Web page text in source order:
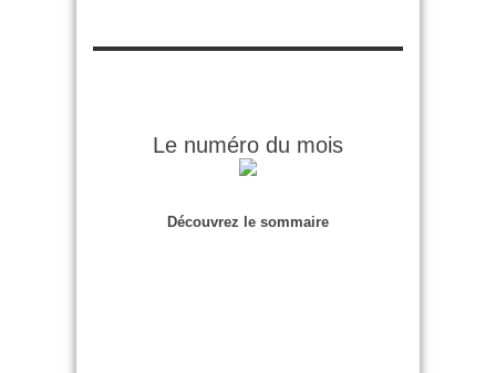
Le numéro du mois
Découvrez le sommaire